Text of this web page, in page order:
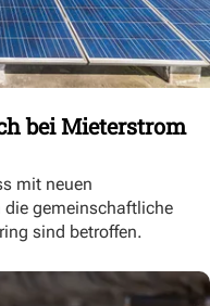
bei Mieterstrom
mit neuen
die gemeinschaftliche
sind betroffen.